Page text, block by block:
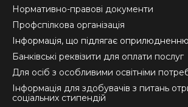
Нормативно-правові документи
Профспілкова організація
Інформація, що підлягає оприлюдненню
Банківські реквізити для оплати послуг
Для осіб з особливими освітніми
Інформація для здобувачів з питань
соціальних стипендій